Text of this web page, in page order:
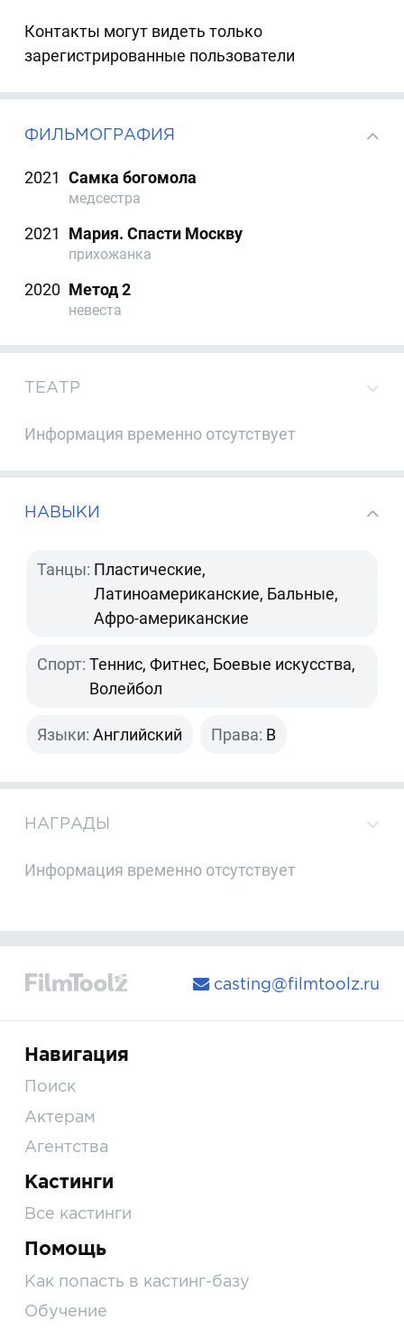
Контакты могут видеть только
зарегистрированные пользователи
ФИЛЬМОГРАФИЯ
2021 Самка богомола
медсестра
2021 Мария. Спасти Москву
прихожанка
2020 Метод 2
невеста
ТЕАТР
Информация временно отсутствует
НАВЫКИ
Танцы: Пластические,
Латиноамериканские, Бальные,
Афро-американские
Спорт: Теннис, Фитнес, Боевые искусства,
Волейбол
Языки: Английский Права: B
НАГРАДЫ
Информация временно отсутствует
casting@filmtoolz.ru
Навигация
Поиск
Актерам
Агентства
Кастинги
Все кастинги
Помощь
Как попасть в кастинг-базу
Обучение